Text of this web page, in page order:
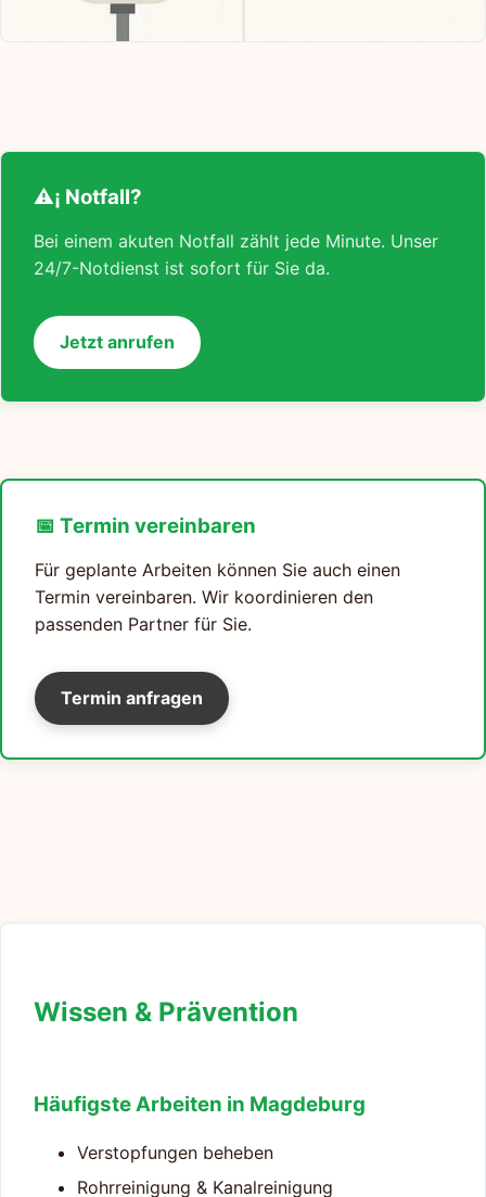
⚠¡ Notfall?
Bei einem akuten Notfall zählt jede Minute. Unser
24/7-Notdienst ist sofort für Sie da.
Jetzt anrufen
📅 Termin vereinbaren
Für geplante Arbeiten können Sie auch einen
Termin vereinbaren. Wir koordinieren den
passenden Partner für Sie.
Termin anfragen
Wissen & Prävention
Häufigste Arbeiten in Magdeburg
Verstopfungen beheben
Rohrreinigung & Kanalreinigung